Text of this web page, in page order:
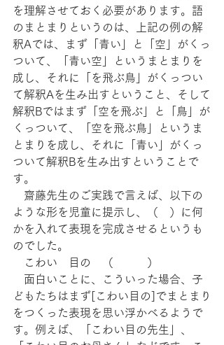
を理解させておく必要があります。語
のまとまりというのは、上記の例の解
釈Aでは、まず「青い」と「空」がくっ
ついて、「青い空」というまとまりを
成し、それに「を飛ぶ鳥」がくっつい
て解釈Aを生み出すということ、そして
解釈Bではまず「空を飛ぶ」と「鳥」が
くっついて、「空を飛ぶ鳥」というま
とまりを成し、それに「青い」がくっ
ついて解釈Bを生み出すということで
す。
齋藤先生のご実践で言えば、以下の
ような形を児童に提示し、（　）に何
かを入れて表現を完成させるというも
のでした。
こわい　目の　（　　　）
面白いことに、こういった場合、子
どもたちはまず[こわい目の]でまとまり
をつくった表現を思い浮かべるようで
す。例えば、「こわい目の先生」、